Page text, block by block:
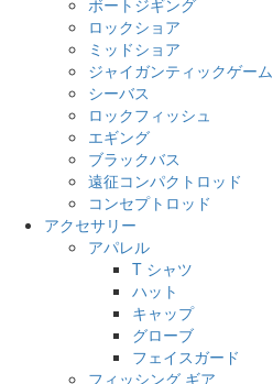
ボートジギング
ロックショア
ミッドショア
ジャイガンティックゲーム
シーバス
ロックフィッシュ
エギング
ブラックバス
遠征コンパクトロッド
コンセプトロッド
アクセサリー
アパレル
T シャツ
ハット
キャップ
グローブ
フェイスガード
フィッシング ギア